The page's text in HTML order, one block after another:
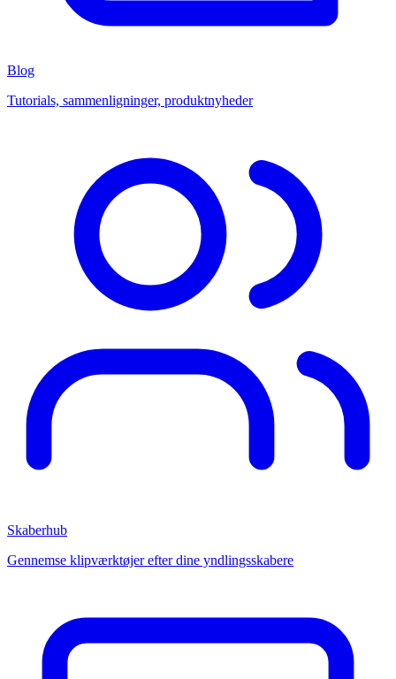
Blog
Tutorials, sammenligninger, produktnyheder
Skaberhub
Gennemse klipværktøjer efter dine yndlingsskabere